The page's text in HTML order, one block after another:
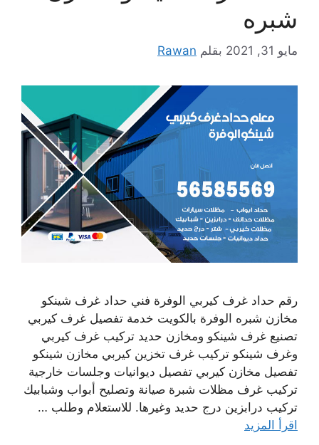
شبره
مايو 31, 2021 بقلم Rawan
رقم حداد غرف كيربي الوفرة فني حداد غرف شينكو
مخازن شبره الوفرة بالكويت خدمة تفصيل غرف كيربي
تصنيع غرف شينكو ومخازن حديد تركيب غرف كيربي
وغرف شينكو تركيب غرف تخزين كيربي مخازن شينكو
تفصيل مخازن كيربي تفصيل ديوانيات وجلسات خارجية
تركيب غرف مظلات شبرة صيانة وتصليح أبواب وشبابيك
تركيب درابزين درج حديد وغيرها. للاستعلام وطلب …
اقرأ المزيد